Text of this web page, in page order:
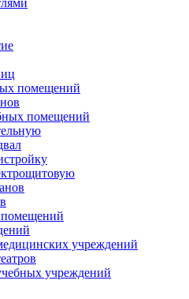
помещений
помещений
помещений
учреждений
учреждений